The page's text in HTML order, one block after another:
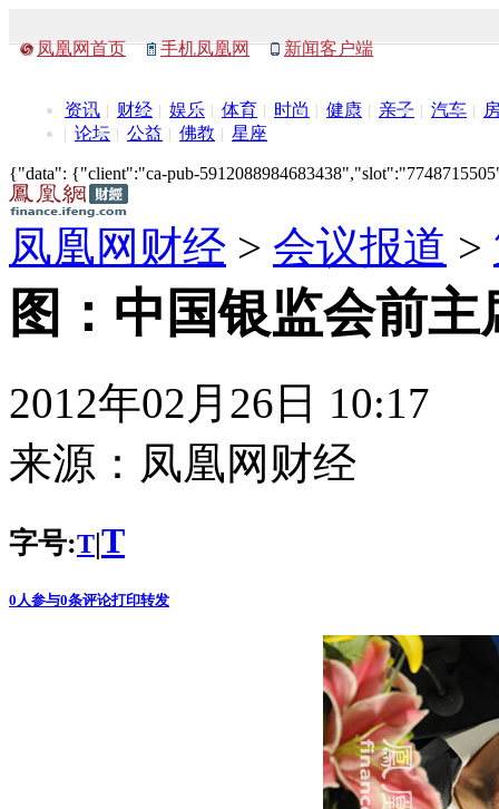
凤凰网首页 手机凤凰网 新闻客户端
资讯 财经 娱乐 体育 时尚 健康 亲子 汽车
论坛
公益 佛教 星座
{"data": {"client":"ca-pub-
凤凰网财经 > 会议报道 >
图：中国银监会前主
2012年02月26日 10:17
来源： 凤凰网财经
字号:T|T
0 人参与0条评论打印转发